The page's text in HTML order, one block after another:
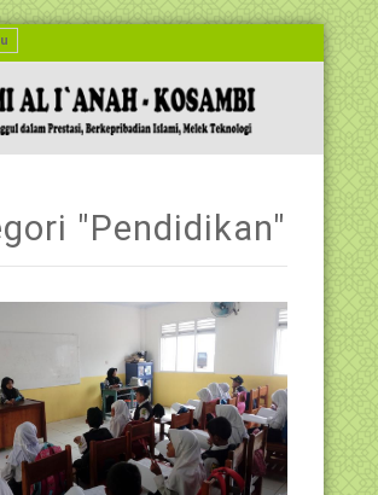
"Pendidikan"